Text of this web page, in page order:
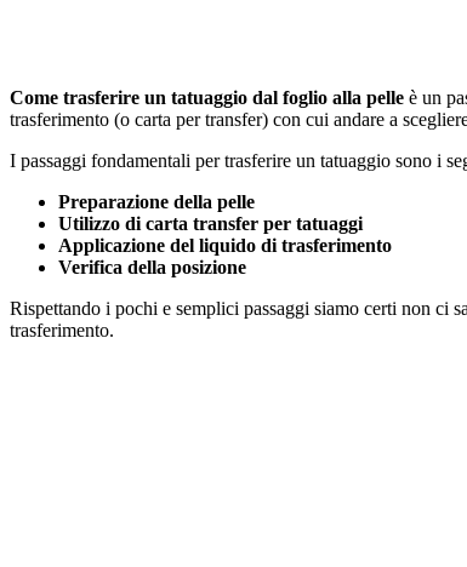
Come trasferire un tatuaggio dal foglio alla pelle è un
trasferimento (o carta per transfer) con cui andare a
I passaggi fondamentali per trasferire un tatuaggio sono i
Preparazione della pelle
Utilizzo di carta transfer per tatuaggi
Applicazione del liquido di trasferimento
Verifica della posizione
Rispettando i pochi e semplici passaggi siamo certi non ci
trasferimento.